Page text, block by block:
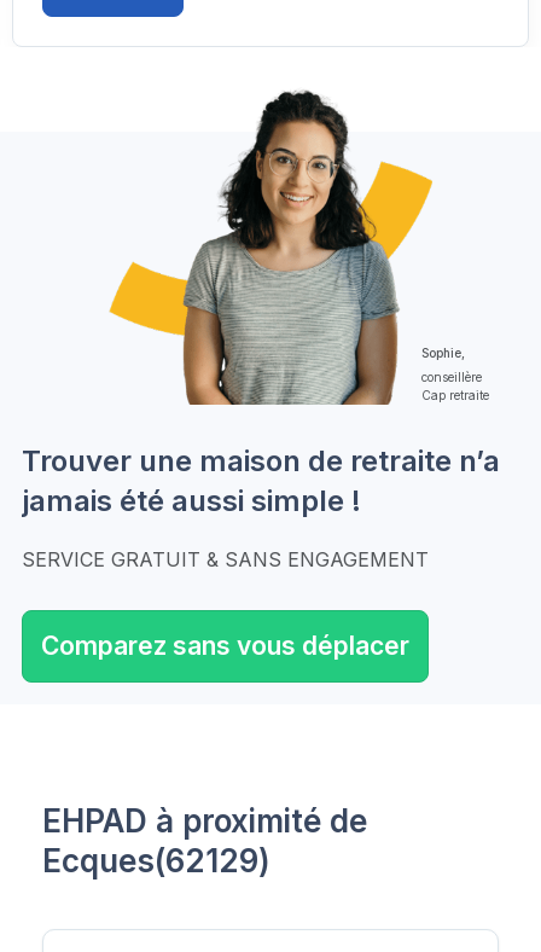
Sophie,
conseillère
Cap retraite
Trouver une maison de retraite n’a
jamais été aussi simple !
SERVICE GRATUIT & SANS ENGAGEMENT
Comparez sans vous déplacer
EHPAD à proximité de
Ecques(62129)